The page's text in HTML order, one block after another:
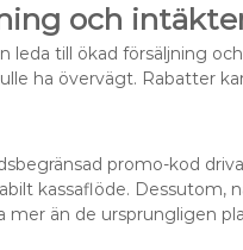
och
leda till ökad försäljning
ha övervägt. Rabatter
promo-kod
kassaflöde. Dessutom,
mer än de ursprungligen